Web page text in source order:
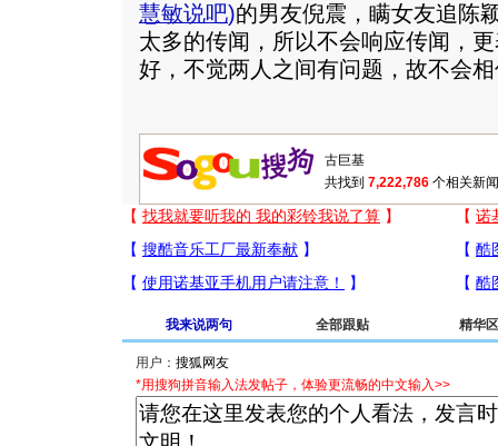
慧敏说吧)的男友倪震，瞒女友追陈
太多的传闻，所以不会响应传闻，
好，不觉两人之间有问题，故不会
共找到 7,222,786 个相关新
我来说两句 全部跟贴 精华区
用户：
*用搜狗拼音输入法发帖子，体验更流畅的中文输入>>